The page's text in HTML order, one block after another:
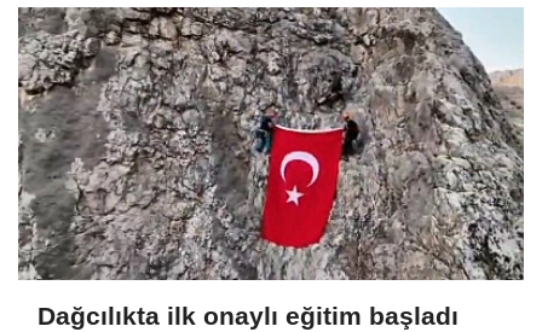
Dağcılıkta ilk onaylı eğitim başladı